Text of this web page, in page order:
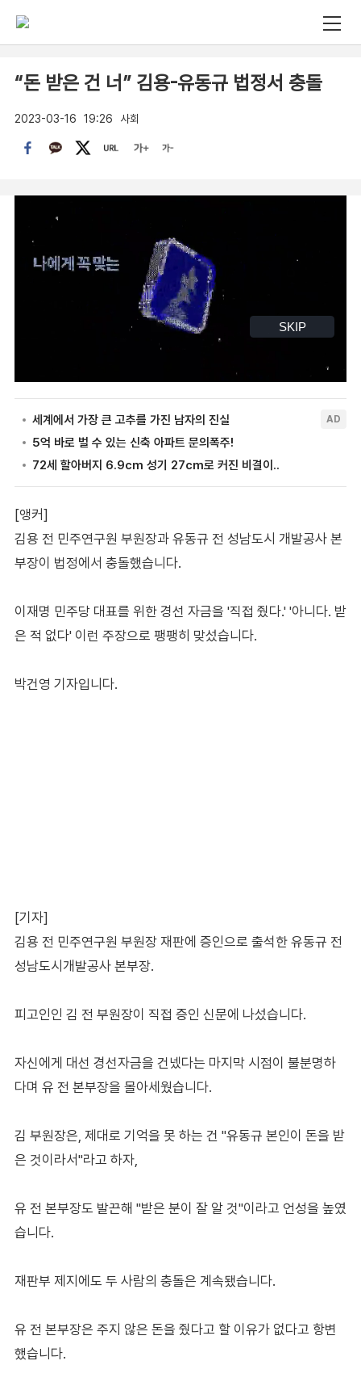
“돈 받은 건 너” 김용-유동규 법정서 충돌
2023-03-16 19:26 사회
[앵커]
김용 전 민주연구원 부원장과 유동규 전 성남도시 개발공사 본
부장이 법정에서 충돌했습니다.
이재명 민주당 대표를 위한 경선 자금을 '직접 줬다.' '아니다. 받
은 적 없다' 이런 주장으로 팽팽히 맞섰습니다.
박건영 기자입니다.
[기자]
김용 전 민주연구원 부원장 재판에 증인으로 출석한 유동규 전
성남도시개발공사 본부장.
피고인인 김 전 부원장이 직접 증인 신문에 나섰습니다.
자신에게 대선 경선자금을 건넸다는 마지막 시점이 불분명하
다며 유 전 본부장을 몰아세웠습니다.
김 부원장은, 제대로 기억을 못 하는 건 "유동규 본인이 돈을 받
은 것이라서"라고 하자,
유 전 본부장도 발끈해 "받은 분이 잘 알 것"이라고 언성을 높였
습니다.
재판부 제지에도 두 사람의 충돌은 계속됐습니다.
유 전 본부장은 주지 않은 돈을 줬다고 할 이유가 없다고 항변
했습니다.